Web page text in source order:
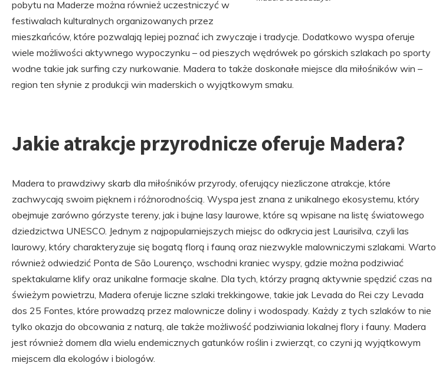
pobytu na Maderze można również uczestniczyć w
festiwalach kulturalnych organizowanych przez
mieszkańców, które pozwalają lepiej poznać ich zwyczaje i tradycje. Dodatkowo wyspa oferuje
wiele możliwości aktywnego wypoczynku – od pieszych wędrówek po górskich szlakach po sporty
wodne takie jak surfing czy nurkowanie. Madera to także doskonałe miejsce dla miłośników win –
region ten słynie z produkcji win maderskich o wyjątkowym smaku.
Jakie atrakcje przyrodnicze oferuje Madera?
Madera to prawdziwy skarb dla miłośników przyrody, oferujący niezliczone atrakcje, które
zachwycają swoim pięknem i różnorodnością. Wyspa jest znana z unikalnego ekosystemu, który
obejmuje zarówno górzyste tereny, jak i bujne lasy laurowe, które są wpisane na listę światowego
dziedzictwa UNESCO. Jednym z najpopularniejszych miejsc do odkrycia jest Laurisilva, czyli las
laurowy, który charakteryzuje się bogatą florą i fauną oraz niezwykle malowniczymi szlakami. Warto
również odwiedzić Ponta de São Lourenço, wschodni kraniec wyspy, gdzie można podziwiać
spektakularne klify oraz unikalne formacje skalne. Dla tych, którzy pragną aktywnie spędzić czas na
świeżym powietrzu, Madera oferuje liczne szlaki trekkingowe, takie jak Levada do Rei czy Levada
dos 25 Fontes, które prowadzą przez malownicze doliny i wodospady. Każdy z tych szlaków to nie
tylko okazja do obcowania z naturą, ale także możliwość podziwiania lokalnej flory i fauny. Madera
jest również domem dla wielu endemicznych gatunków roślin i zwierząt, co czyni ją wyjątkowym
miejscem dla ekologów i biologów.